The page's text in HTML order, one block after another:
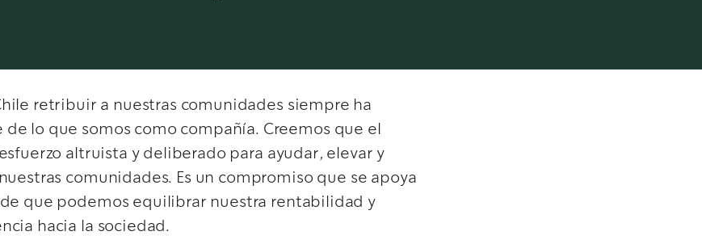
retribuir a nuestras comunidades siempre ha
lo que somos como compañía. Creemos que el
altruista y deliberado para ayudar, elevar y
comunidades. Es un compromiso que se apoya
que podemos equilibrar nuestra rentabilidad y
hacia la sociedad.